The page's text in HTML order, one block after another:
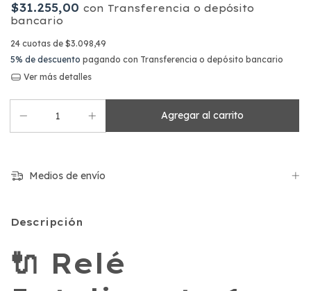
$31.255,00 con Transferencia o depósito
bancario
24 cuotas de $3.098,49
5% de descuento pagando con Transferencia o depósito bancario
Ver más detalles
Medios de envío
Descripción
🔌 Relé